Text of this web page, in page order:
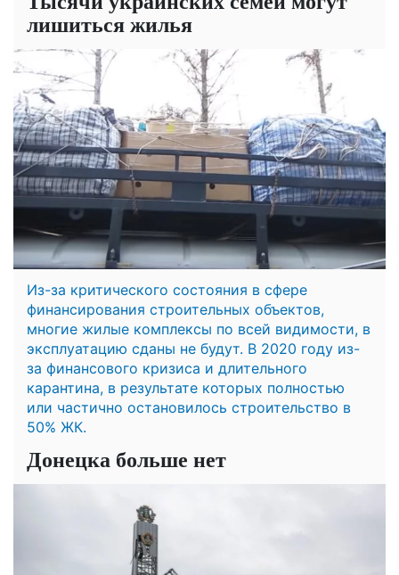
лишиться жилья
Из-за критического состояния в сфере
финансирования строительных объектов,
многие жилые комплексы по всей видимости, в
эксплуатацию сданы не будут. В 2020 году из-
за финансового кризиса и длительного
карантина, в результате которых полностью
или частично остановилось строительство в
50% ЖК.
Донецка больше нет